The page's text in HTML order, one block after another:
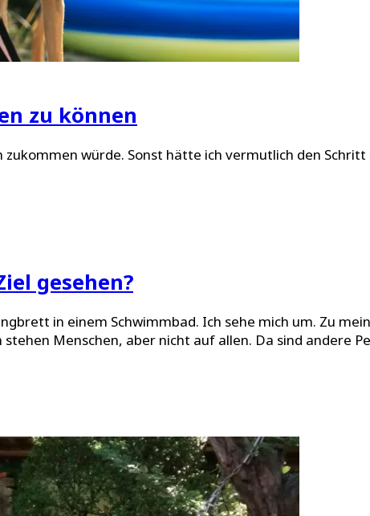
zu können
würde. Sonst hätte ich vermutlich den
gesehen?
in einem Schwimmbad. Ich sehe mich um. Zu
Menschen, aber nicht auf allen. Da sind andere